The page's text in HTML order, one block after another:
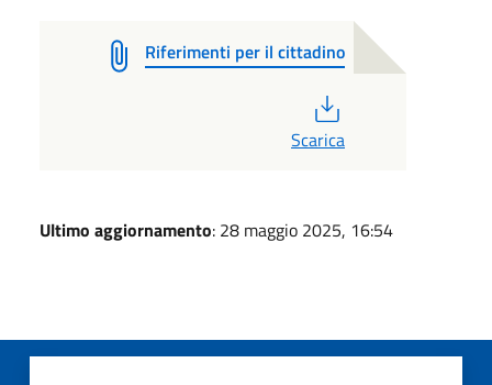
Riferimenti per il cittadino
Scarica
Ultimo aggiornamento: 28 maggio 2025, 16:54